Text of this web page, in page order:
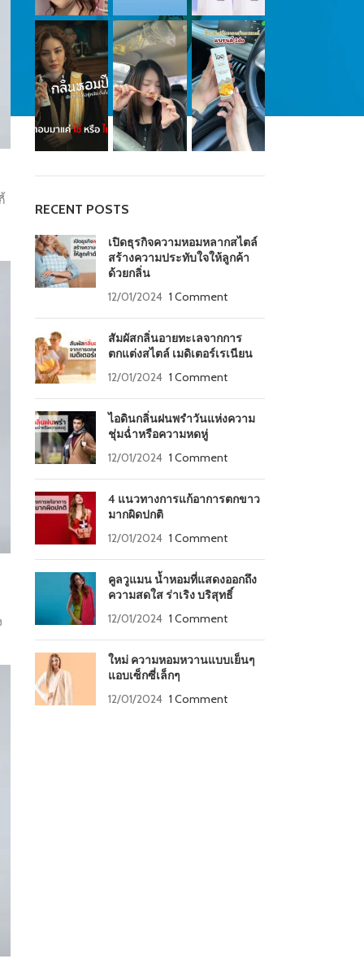
RECENT POSTS
เปิดธุรกิจความหอมหลากสไตล์
สร้างความประทับใจให้ลูกค้า
ด้วยกลิ่น
12/01/2024 1 Comment
สัมผัสกลิ่นอายทะเลจากการ
ตกแต่งสไตล์ เมดิเตอร์เรเนียน
12/01/2024 1 Comment
ไอดินกลิ่นฝนพรำวันแห่งความ
ชุ่มฉ่ำหรือความหดหู่
12/01/2024 1 Comment
4 แนวทางการแก้อาการตกขาว
มากผิดปกติ
12/01/2024 1 Comment
คูลวูแมน น้ำหอมที่แสดงออกถึง
ความสดใส ร่าเริง บริสุทธิ์
12/01/2024 1 Comment
ใหม่ ความหอมหวานแบบเย็นๆ
แอบเซ็กซี่เล็กๆ
12/01/2024 1 Comment